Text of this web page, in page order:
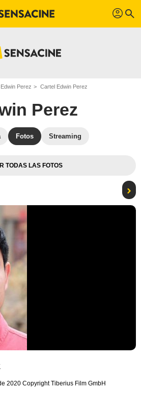
profil search
Edwin Perez Cartel Edwin Perez
Perez
Fotos Streaming
TODAS LAS FOTOS
2020 Copyright Tiberius Film GmbH